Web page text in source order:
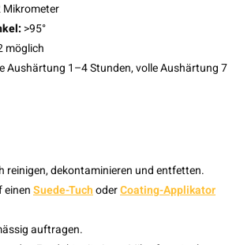
Mikrometer
>95°
möglich
Aushärtung 1–4 Stunden, volle Aushärtung 7
reinigen, dekontaminieren und entfetten.
einenSuede-TuchoderCoating-Applikator
auftragen.